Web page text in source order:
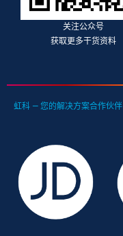
关注公众号
获取更多干货资料
虹科 — 您的解决方案合作伙伴